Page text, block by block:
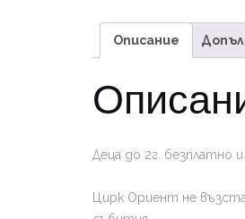
Описание
Деца до 2г. безплатно
Цирк Ориент не